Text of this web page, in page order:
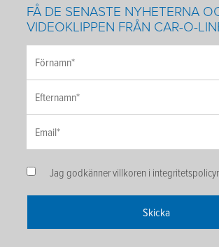
FÅ DE SENASTE NYHETERNA
VIDEOKLIPPEN FRÅN CAR-O-
Jag godkänner villkoren i